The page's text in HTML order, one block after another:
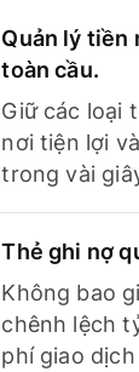
Quản lý tiền
toàn cầu.
Giữ các loại
nơi tiện lợi
trong vài
Thẻ ghi nợ
Không bao
chênh lệch
phí giao